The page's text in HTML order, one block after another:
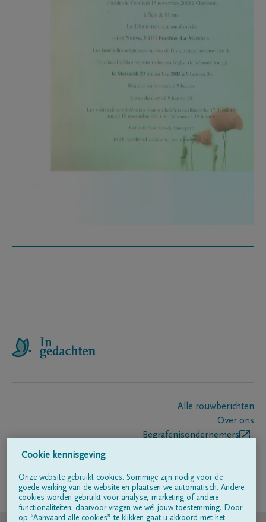
Alle rouwberichten
Over ons
Begrafenisondernemers
Volg ons op
Cookie kennisgeving
Onze website gebruikt cookies. Sommige zijn nodig voor de
goede werking van de website en plaatsen we automatisch. Andere
cookies worden gebruikt voor analyse, marketing of andere
functionaliteiten; daarvoor vragen we wél jouw toestemming. Door
op “Aanvaard alle cookies” te klikken gaat u akkoord met het